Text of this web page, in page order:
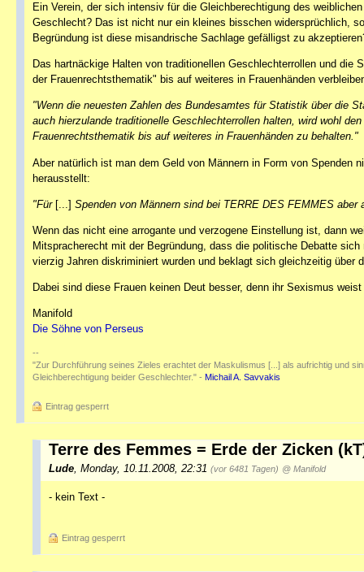
Ein Verein, der sich intensiv für die Gleichberechtigung des
Geschlecht? Das ist nicht nur ein kleines bisschen widersprüchlich,
Begründung ist diese misandrische Sachlage gefälligst zu
Das hartnäckige Halten von traditionellen Geschlechterrollen und
der Frauenrechtsthematik" bis auf weiteres in Frauenhänden
"Wenn die neuesten Zahlen des Bundesamtes für Statistik über die
auch hierzulande traditionelle Geschlechterrollen halten, wird wohl
Frauenrechtsthematik bis auf weiteres in Frauenhänden zu behalten."
Aber natürlich ist man dem Geld von Männern in Form von Spenden
herausstellt:
"Für [...] Spenden von Männern sind bei TERRE DES FEMMES aber
Wenn das nicht eine arrogante und verzogene Einstellung ist, dann
Mitspracherecht mit der Begründung, dass die politische Debatte
vierzig Jahren diskriminiert wurden und beklagt sich gleichzeitig über
Dabei sind diese Frauen keinen Deut besser, denn ihr Sexismus
Manifold
Die Söhne von Perseus
--
"Zur Durchführung seines Zieles erachtet der Maskulismus [...] als aufrichtig und
Gleichberechtigung beider Geschlechter." - Michail A. Savvakis
Eintrag gesperrt
Terre des Femmes = Erde der Zicken
Lude, Monday, 10.11.2008, 22:31 (vor 6481 Tagen) @ Manifold
- kein Text -
Eintrag gesperrt